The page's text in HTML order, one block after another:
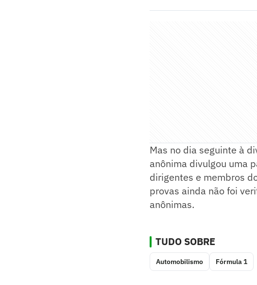
Mas no dia seguinte à
anônima divulgou uma
dirigentes e membros
provas ainda não foi
anônimas.
TUDO SOBRE
Automobilismo Fórmula 1